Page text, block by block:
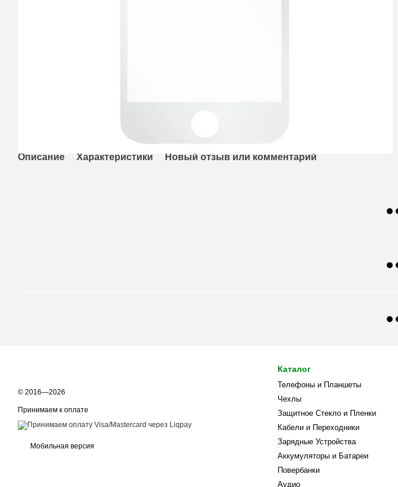
Описание Характеристики Новый отзыв или комментарий
© 2016—2026
Принимаем к оплате
Мобильная версия
Каталог
Телефоны и Планшеты
Чехлы
Защитное Стекло и Пленки
Кабели и Переходники
Зарядные Устройства
Аккумуляторы и Батареи
Повербанки
Аудио